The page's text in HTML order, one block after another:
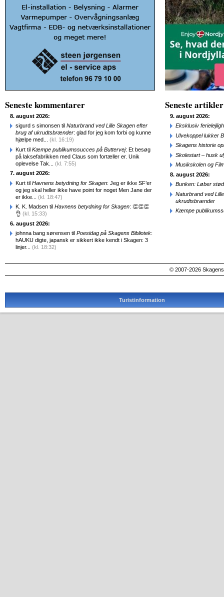
Seneste kommentarer
8. august 2026:
sigurd s simonsen til Naturbrand ved Lille Skagen efter
brug af ukrudtsbrænder: glad for jeg kom forbi og kunne
hjælpe med... (kl. 16:19)
Kurt til Kæmpe publikumssucces på Buttervej: Et besøg
på laksefabrikken med Claus som fortæller er. Unik
oplevelse Tak... (kl. 7:55)
7. august 2026:
Kurt til Havnens betydning for Skagen: Jeg er ikke SF’er
og jeg skal heller ikke have point for noget Men Jane der
er ikke... (kl. 18:47)
K. K. Madsen til Havnens betydning for Skagen: 👏👏👏
👌 (kl. 15:33)
6. august 2026:
johnna bang sørensen til Poesidag på Skagens Bibliotek:
hAUKU digte, japansk er sikkert ikke kendt i Skagen: 3
linjer... (kl. 18:32)
Seneste artikler
9. august 2026:
Eksklusiv
Ulvekoppel lukker
Skagens historie
Skolestart – husk
Musikskolen og
8. august 2026:
Bunken: Løber
Naturbrand ved
ukrudtsbrænder
Kæmpe
© 2007-2026
Turistinformation